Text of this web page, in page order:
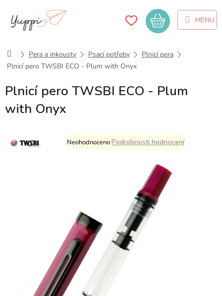
obsah
Nákupní
košík
DomůPera a inkousty Psací potřeby
Plnicí pera
Plnicí pero TWSBI ECO - Plum with Onyx
Plnicí pero TWSBI ECO - Plum
with Onyx
Průměrné
hodnocení
NeohodnocenoPodrobnosti hodnocení